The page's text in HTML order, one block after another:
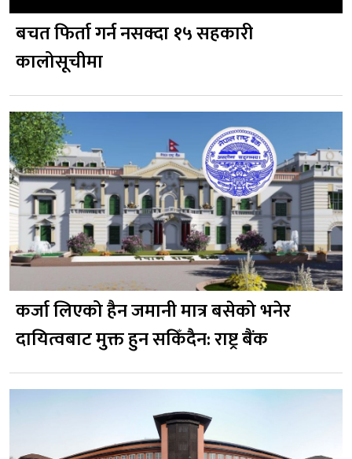
बचत फिर्ता गर्न नसक्दा १५ सहकारी
कालोसूचीमा
कर्जा लिएको हैन जमानी मात्र बसेको भनेर
दायित्वबाट मुक्त हुन सकिँदैन: राष्ट्र बैंक